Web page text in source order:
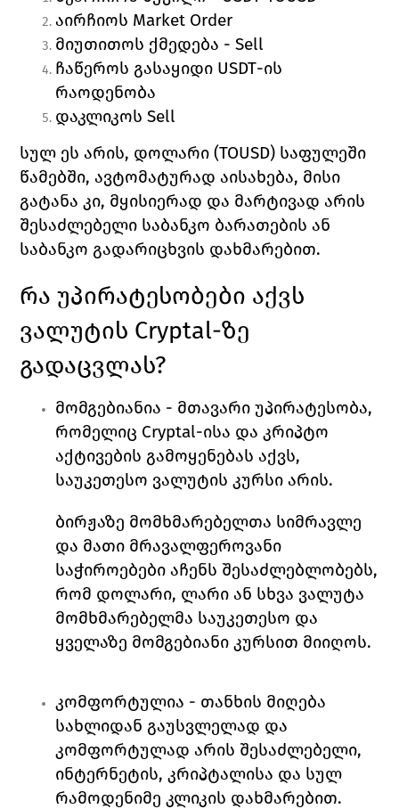
აირჩიოს Market Order
მიუთითოს ქმედება - Sell
ჩაწეროს გასაყიდი USDT-ის
რაოდენობა
დაკლიკოს Sell
სულ ეს არის, დოლარი (TOUSD) საფულეში
წამებში, ავტომატურად აისახება, მისი
გატანა კი, მყისიერად და მარტივად არის
შესაძლებელი საბანკო ბარათების ან
საბანკო გადარიცხვის დახმარებით.
რა უპირატესობები აქვს
ვალუტის Cryptal-ზე
გადაცვლას?
მომგებიანია - მთავარი უპირატესობა,
რომელიც Cryptal-ისა და კრიპტო
აქტივების გამოყენებას აქვს,
საუკეთესო ვალუტის კურსი არის.
ბირჟაზე მომხმარებელთა სიმრავლე
და მათი მრავალფეროვანი
საჭიროებები აჩენს შესაძლებლობებს,
რომ დოლარი, ლარი ან სხვა ვალუტა
მომხმარებელმა საუკეთესო და
ყველაზე მომგებიანი კურსით მიიღოს.
კომფორტულია - თანხის მიღება
სახლიდან გაუსვლელად და
კომფორტულად არის შესაძლებელი,
ინტერნეტის, კრიპტალისა და სულ
რამოდენიმე კლიკის დახმარებით.